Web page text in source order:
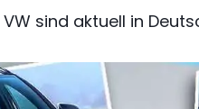
sind aktuell in